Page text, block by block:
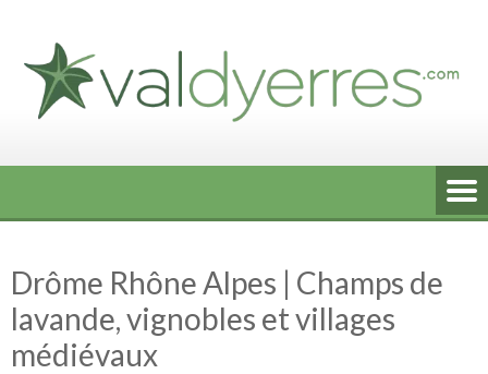
content
Drôme Rhône Alpes | Champs de
lavande, vignobles et villages
médiévaux